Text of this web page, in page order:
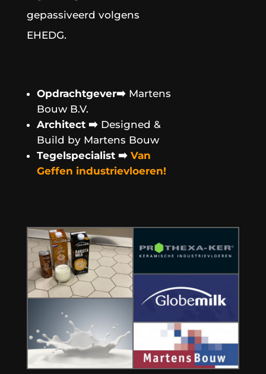
gepassiveerd volgens
EHEDG.
Opdrachtgever➡️Martens
Bouw B.V.
Architect ➡️ Designed &
Build by Martens Bouw
Tegelspecialist ➡️ Van
Geffen industrievloeren!